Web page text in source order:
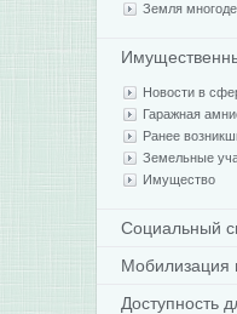
Земля
Новости в
Гаражная
Ранее
Земельные
Имущество
Социальный
Доступность